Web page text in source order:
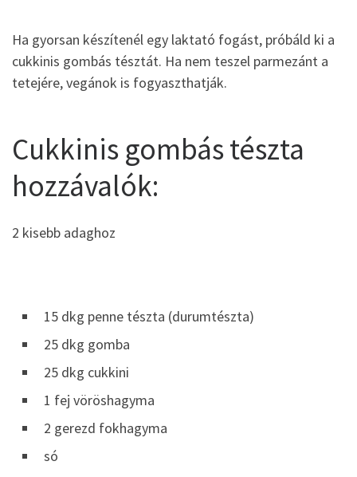
Ha gyorsan készítenél egy laktató fogást, próbáld ki a
cukkinis gombás tésztát. Ha nem teszel parmezánt a
tetejére, vegánok is fogyaszthatják.
Cukkinis gombás tészta
hozzávalók:
2 kisebb adaghoz
15 dkg penne tészta (durumtészta)
25 dkg gomba
25 dkg cukkini
1 fej vöröshagyma
2 gerezd fokhagyma
só